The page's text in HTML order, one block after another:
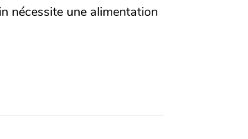
nécessite une alimentation